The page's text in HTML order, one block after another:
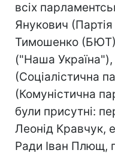
всіх
Янукович (Партія
Тимошенко
("Наша
(Соціалістична
(Комуністична
були присутні:
Леонід Кравчук,
Ради Іван Плющ,